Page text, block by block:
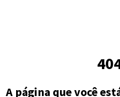
A página que você